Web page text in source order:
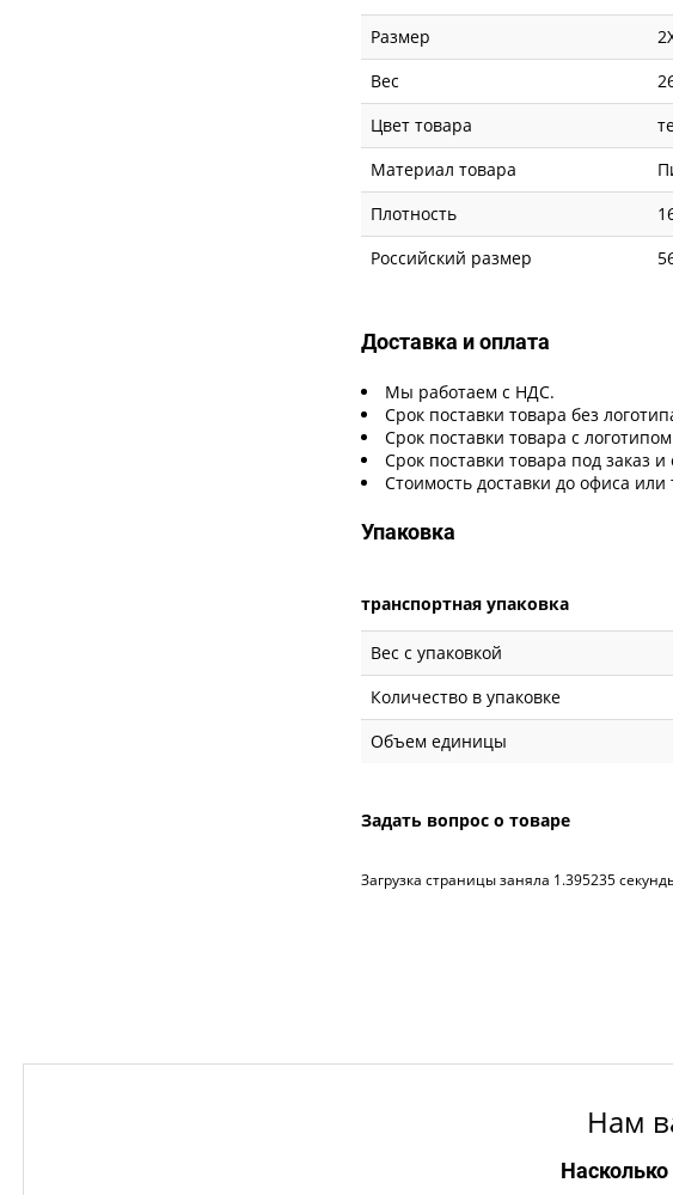
Размер
Вес
Цвет товара
Материал товара
Плотность
Российский размер
Доставка и оплата
Мы работаем с НДС.
Срок поставки товара без
Срок поставки товара с
Срок поставки товара под заказ
Стоимость доставки до офиса
Упаковка
транспортная упаковка
Вес с упаковкой
Количество в упаковке
Объем единицы
Задать вопрос о товаре
Загрузка страницы заняла 1.395235
Нам